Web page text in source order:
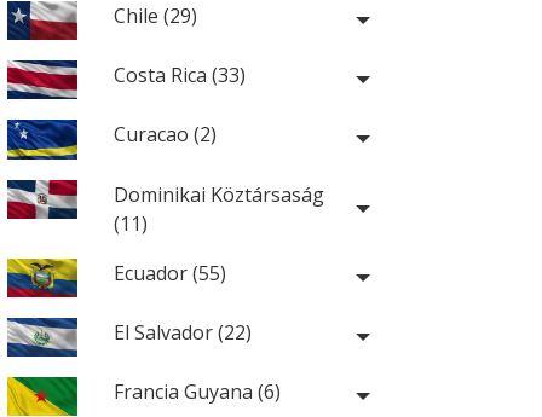
Chile (29)
Costa Rica (33)
Curacao (2)
Dominikai Köztársaság
(11)
Ecuador (55)
El Salvador (22)
Francia Guyana (6)